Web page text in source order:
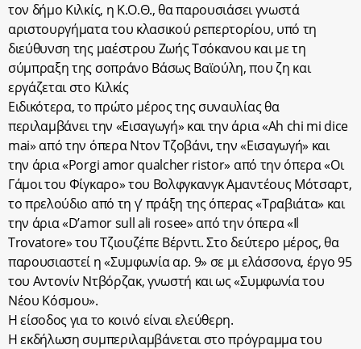
τον δήμο Κιλκίς, η Κ.Ο.Θ., θα παρουσιάσει γνωστά
αριστουργήματα του κλασικού ρεπερτορίου, υπό τη
διεύθυνση της μαέστρου Ζωής Τσόκανου και με τη
σύμπραξη της σοπράνο Βάσως Βαϊούλη, που ζη και
εργάζεται στο Κιλκίς
Ειδικότερα, το πρώτο μέρος της συναυλίας θα
περιλαμβάνει την «Εισαγωγή» και την άρια «Ah chi mi dice
mai» από την όπερα Ντον Τζοβάνι, την «Εισαγωγή» και
την άρια «Porgi amor qualcher ristor» από την όπερα «Οι
Γάμοι του Φίγκαρο» του Βολφγκανγκ Αμαντέους Μότσαρτ,
το πρελούδιο από τη γ’ πράξη της όπερας «Τραβιάτα» και
την άρια «D’amor sull ali rosee» από την όπερα «Il
Trovatore» του Τζιουζέπε Βέρντι. Στο δεύτερο μέρος, θα
παρουσιαστεί η «Συμφωνία αρ. 9» σε μι ελάσσονα, έργο 95
του Αντονίν Ντβόρζακ, γνωστή και ως «Συμφωνία του
Νέου Κόσμου».
Η είσοδος για το κοινό είναι ελεύθερη.
Η εκδήλωση συμπεριλαμβάνεται στο πρόγραμμα του